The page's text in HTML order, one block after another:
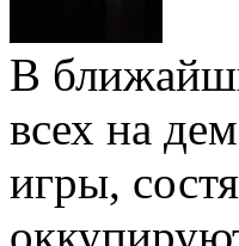
В
всех на
игры,